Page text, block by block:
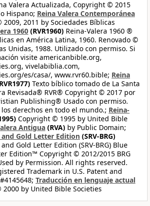
Valera Actualizada, Copyright © 2015
Hispano; Reina Valera Contemporánea
2011 by Sociedades Bíblicas
1960 (RVR1960) Reina-Valera 1960 ®
en América Latina, 1960. Renovado ©
Unidas, 1988. Utilizado con permiso. Si
visite americanbible.org,
vivelabiblia.com,
es/casa/, www.rvr60.bible; Reina
Texto bíblico tomado de La Santa
Revisada® RVR® Copyright © 2017 por
Publishing® Usado con permiso.
los derechos en todo el mundo.; Reina-
Copyright © 1995 by United Bible
Antigua (RVA) by Public Domain;
and Gold Letter Edition (SRV-BRG)
Gold Letter Edition (SRV-BRG) Blue
Edition™ Copyright © 2012/2015 BRG
by Permission. All rights reserved.
Trademark in U.S. Patent and
Traducción en lenguaje actual
by United Bible Societies